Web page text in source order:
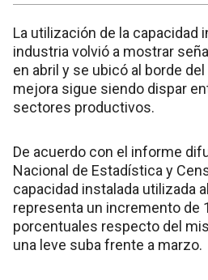
La utilización de la capacidad
industria volvió a mostrar
en abril y se ubicó al borde del
mejora sigue siendo dispar
sectores productivos.
De acuerdo con el informe
Nacional de Estadística y
capacidad instalada utilizada
representa un incremento de
porcentuales respecto del
una leve suba frente a marzo.